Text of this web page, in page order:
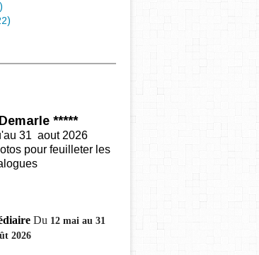
*****
31 aout 2026
pour feuilleter les
Du 12 mai au 31
2026